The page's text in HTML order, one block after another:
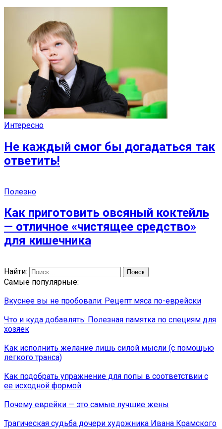
Интересно
Не каждый смог бы догадаться так
ответить!
Полезно
Как приготовить овсяный коктейль
— отличное «чистящее средство»
для кишечника
Найти:
Самые популярные:
Вкуснее вы не пробовали: Рецепт мяса по-еврейски
Что и куда добавлять: Полезная памятка по специям для
хозяек
Как исполнить желание лишь силой мысли (с помощью
легкого транса)
Как подобрать упражнение для попы в соответствии с
ее исходной формой
Почему еврейки — это самые лучшие жены
Трагическая судьба дочери художника Ивана Крамского